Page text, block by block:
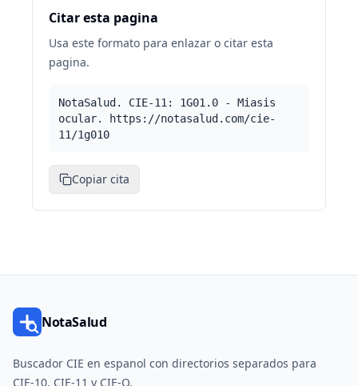
Citar esta pagina
Usa este formato para enlazar o citar esta
pagina.
NotaSalud. CIE-11: 1G01.0 - Miasis
ocular. https://notasalud.com/cie-
11/1g010
Copiar cita
NotaSalud
Buscador CIE en espanol con directorios separados para
CIE-10, CIE-11 y CIE-O.